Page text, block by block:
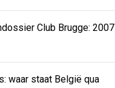
Club Brugge: 2007
waar staat België qua